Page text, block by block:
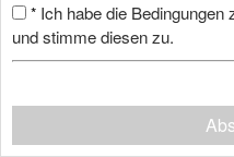
* Ich habe die
und stimme diesen zu.